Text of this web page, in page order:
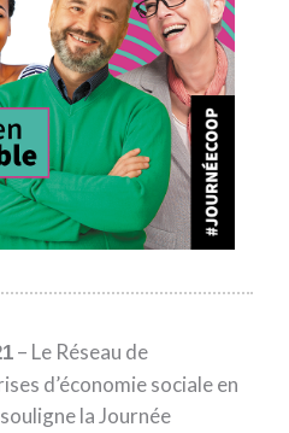
– Le Réseau de
d’économie sociale en
la Journée